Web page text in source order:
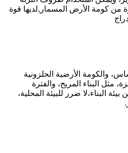
من كومة الأرض المسمار,لديها قوة
والكومة الأرضية الحلزونية
مثل البناء المريح، والفترة
البناء،لا ضرر للبيئة المحلية،